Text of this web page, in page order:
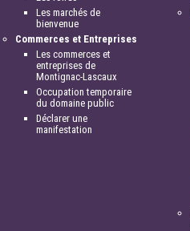
Les marchés de
bienvenue
Commerces et Entreprises
Les commerces et
entreprises de
Montignac-Lascaux
Occupation temporaire
du domaine public
Déclarer une
manifestation